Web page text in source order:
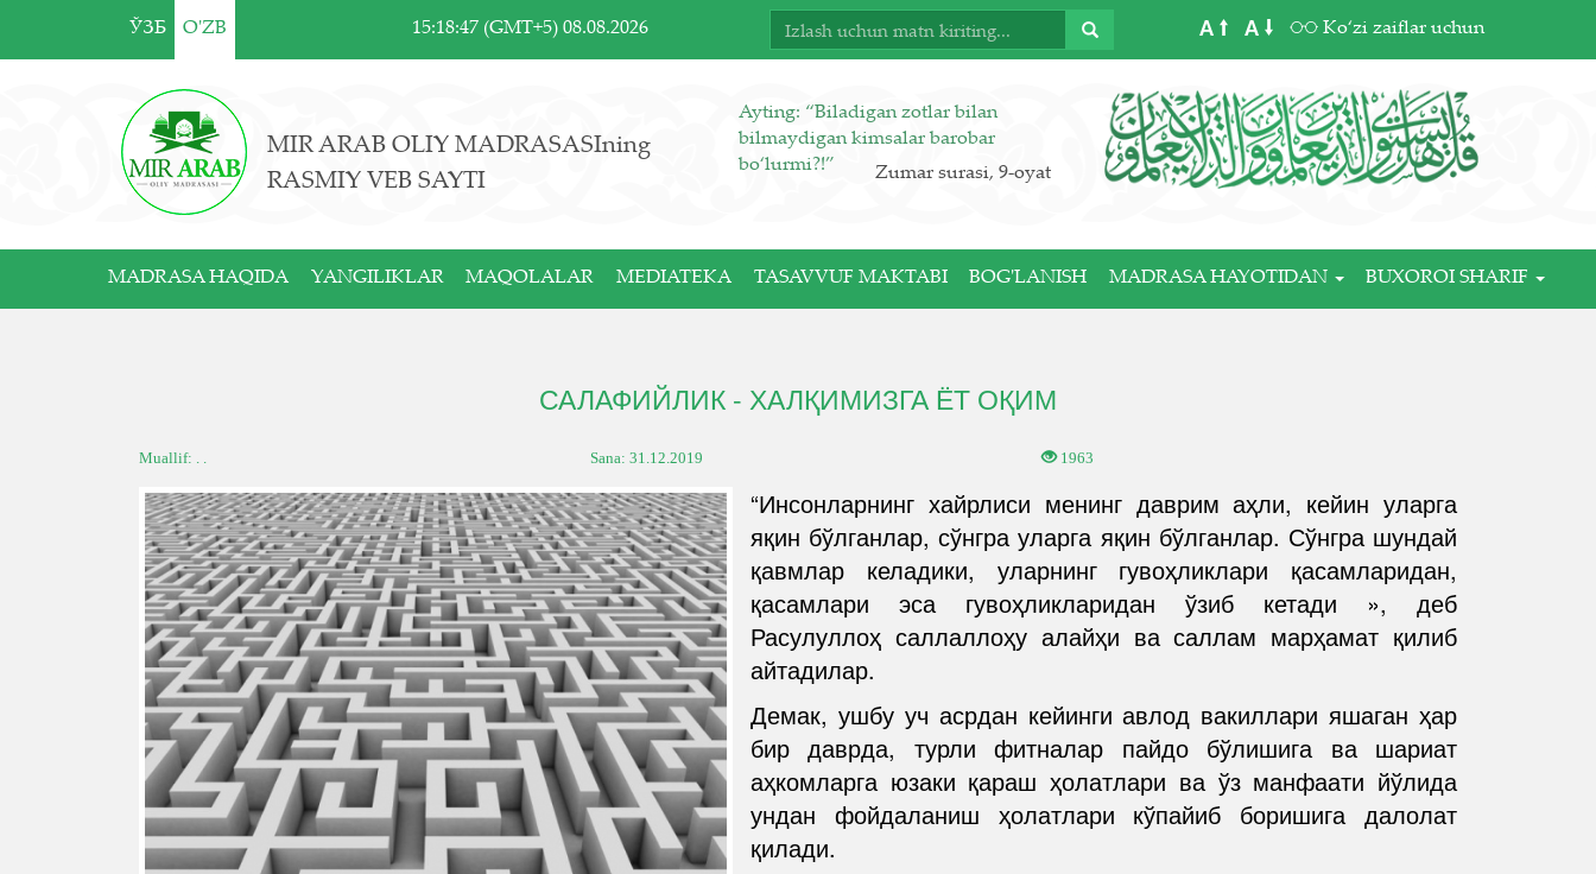
ЎЗБ O'ZB 15:18:47 (GMT+5) 08.08.2026 A A Ko‘zi zaiflar uchun
MIR ARAB OLIY MADRASASIning
RASMIY VEB SAYTI
Ayting: “Biladigan zotlar bilan
bilmaydigan kimsalar barobar
bo‘lurmi?!”
Zumar surasi, 9-oyat
MADRASA HAQIDA YANGILIKLAR MAQOLALAR MEDIATEKA TASAVVUF MAKTABI BOG'LANISH MADRASA HAYOTIDAN BUXOROI SHARIF
САЛАФИЙЛИК - ХАЛҚИМИЗГА ЁТ ОҚИМ
Muallif: . . Sana: 31.12.2019 1963
“Инсонларнинг хайрлиси менинг даврим аҳли, кейин уларга
яқин бўлганлар, сўнгра уларга яқин бўлганлар. Сўнгра шундай
қавмлар келадики, уларнинг гувоҳликлари қасамларидан,
қасамлари эса гувоҳликларидан ўзиб кетади », деб
Расулуллоҳ саллаллоҳу алайҳи ва саллам марҳамат қилиб
айтадилар.
Демак, ушбу уч асрдан кейинги авлод вакиллари яшаган ҳар
бир даврда, турли фитналар пайдо бўлишига ва шариат
аҳкомларга юзаки қараш ҳолатлари ва ўз манфаати йўлида
ундан фойдаланиш ҳолатлари кўпайиб боришига далолат
қилади.